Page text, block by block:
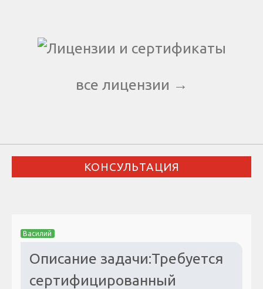
все лицензии →
КОНСУЛЬТАЦИЯ
Василий
Описание задачи:Требуется
сертифицированный